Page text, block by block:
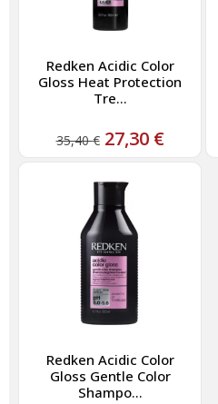
Redken Acidic Color
Gloss Heat Protection
Tre...
35,40€ 27,30 €
Redken Acidic Color
Gloss Gentle Color
Shampo...